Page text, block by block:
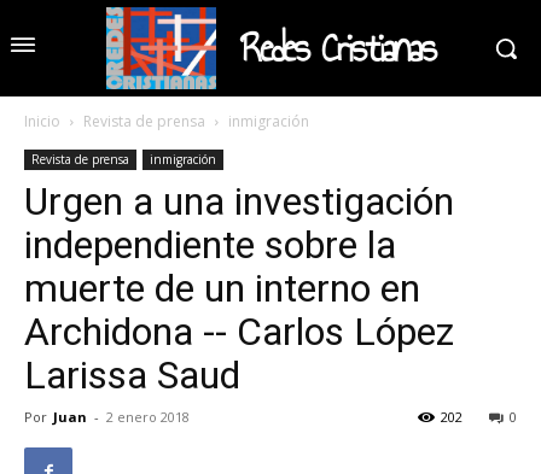
Redes Cristianas
Inicio Revista de prensa inmigración
Revista de prensa inmigración
Urgen a una investigación
independiente sobre la
muerte de un interno en
Archidona -- Carlos López
Larissa Saud
Por Juan - 2 enero 2018 0
202